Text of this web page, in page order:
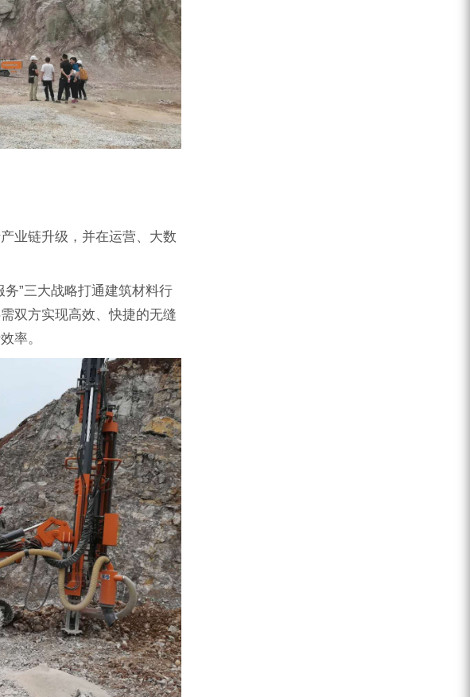
业链升级，并在运营、大数
”三大战略打通建筑材料行
双方实现高效、快捷的无缝
率。